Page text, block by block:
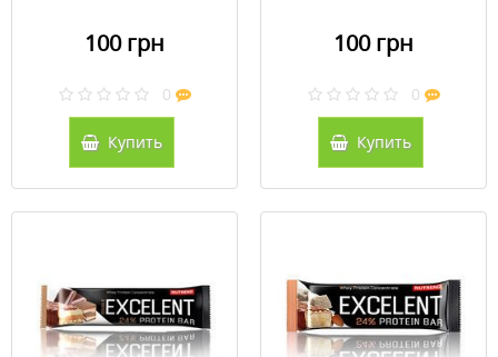
100 грн
0
Купить
100 грн
0
Купить